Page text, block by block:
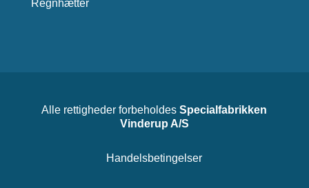
Regnhætter
Alle rettigheder forbeholdesSpecialfabrikken
Vinderup A/S
Handelsbetingelser